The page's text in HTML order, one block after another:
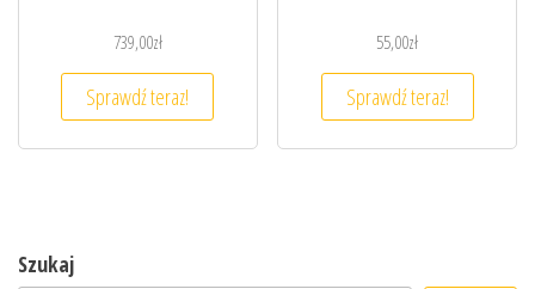
739,00zł
Sprawdź teraz!
55,00zł
Sprawdź teraz!
Szukaj